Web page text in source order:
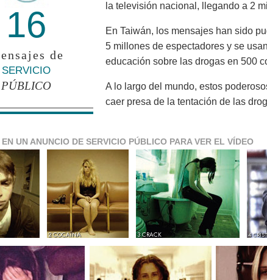
16
de
SERVICIO
PÚBLICO
la televisión nacional, llegando a 2
En Taiwán, los mensajes han sido
5 millones de espectadores y se
educación sobre las drogas en 500
A lo largo del mundo, estos
caer presa de la tentación de las
UN ANUNCIO DE SERVICIO PÚBLICO PARA VER EL VÍDEO
2 COCAÍNA 3 CRACK 4